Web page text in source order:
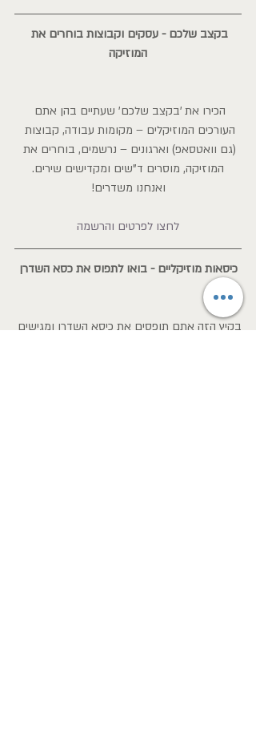
בקצב שלכם - עסקים וקבוצות בוחרים את
המוזיקה
הכירו את 'בקצב שלכם' שעתיים בהן אתם
העורכים המוזיקלים – מקומות עבודה, קבוצות
(גם וואטסאפ) וארגונים – נרשמים, בוחרים את
המוזיקה, מוסרים ד"שים ומקדישים שירים.
ואנחנו משדרים!
לחצו לפרטים והרשמה
כיסאות מוזיקליים - בואו לתפוס את כסא השדרן
בקיץ הזה אתם תופסים את כיסא השדרן ומגישים